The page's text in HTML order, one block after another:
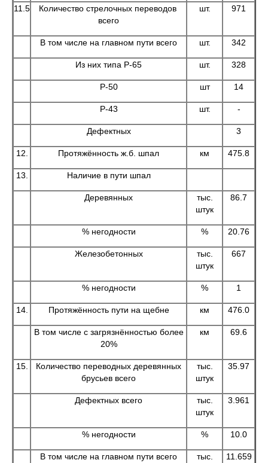
11.5
Количество стрелочных переводов
всего
шт. 971
В том числе на главном пути всего шт. 342
Из них типа Р-65 шт. 328
Р-50 шт 14
Р-43 шт. -
Дефектных 3
12. Протяжённость ж.б. шпал км 475.8
13. Наличие в пути шпал
Деревянных
тыс.
штук
86.7
% негодности % 20.76
Железобетонных
тыс.
штук
667
% негодности % 1
14. Протяжённость пути на щебне км 476.0
В том числе с загрязнённостью более
20%
км 69.6
15.
Количество переводных деревянных
брусьев всего
тыс.
штук
35.97
Дефектных всего
тыс.
штук
3.961
% негодности % 10.0
В том числе на главном пути всего
тыс.
11.659